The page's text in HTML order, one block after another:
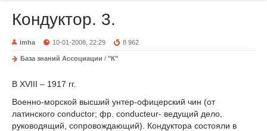
Кондуктор. 3.
imha 10-01-2008, 22:29 8 962
База знаний Ассоциации / "К"
В XVIII – 1917 гг.
Военно-морской высший унтер-офицерский чин (от
латинского conductor; фр. conducteur- ведущий дело,
руководящий, сопровождающий). Кондуктора состояли в